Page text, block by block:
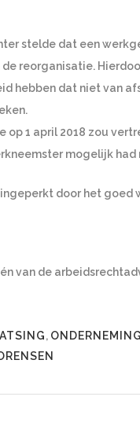
stelde dat een
reorganisatie.
hebben dat niet van
1 april 2018 zou
mogelijk had
door het goed
van de
,